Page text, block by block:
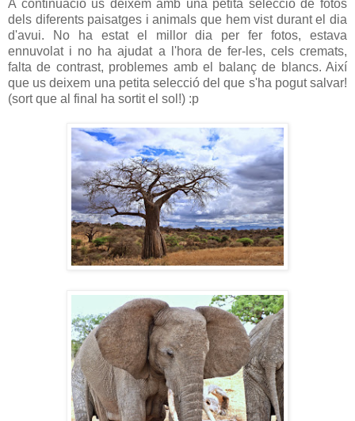
A continuació us deixem amb una petita selecció de fotos
dels diferents paisatges i animals que hem vist durant el dia
d'avui. No ha estat el millor dia per fer fotos, estava
ennuvolat i no ha ajudat a l'hora de fer-les, cels cremats,
falta de contrast, problemes amb el balanç de blancs. Així
que us deixem una petita selecció del que s'ha pogut salvar!
(sort que al final ha sortit el sol!) :p